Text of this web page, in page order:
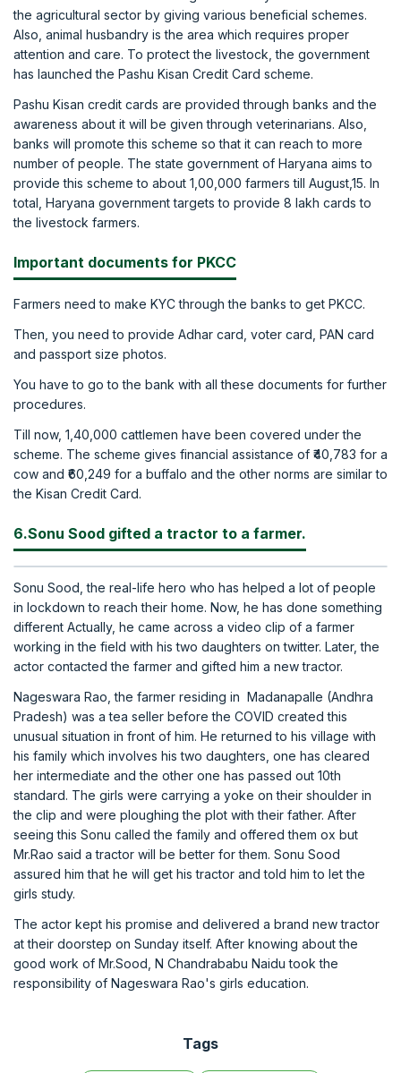
the agricultural sector by giving various beneficial schemes.
Also, animal husbandry is the area which requires proper
attention and care. To protect the livestock, the government
has launched the Pashu Kisan Credit Card scheme.
Pashu Kisan credit cards are provided through banks and the
awareness about it will be given through veterinarians. Also,
banks will promote this scheme so that it can reach to more
number of people. The state government of Haryana aims to
provide this scheme to about 1,00,000 farmers till August,15. In
total, Haryana government targets to provide 8 lakh cards to
the livestock farmers.
Important documents for PKCC
Farmers need to make KYC through the banks to get PKCC.
Then, you need to provide Adhar card, voter card, PAN card
and passport size photos.
You have to go to the bank with all these documents for further
procedures.
Till now, 1,40,000 cattlemen have been covered under the
scheme. The scheme gives financial assistance of ₹40,783 for a
cow and ₹60,249 for a buffalo and the other norms are similar to
the Kisan Credit Card.
6.Sonu Sood gifted a tractor to a farmer.
Sonu Sood, the real-life hero who has helped a lot of people
in lockdown to reach their home. Now, he has done something
different Actually, he came across a video clip of a farmer
working in the field with his two daughters on twitter. Later, the
actor contacted the farmer and gifted him a new tractor.
Nageswara Rao, the farmer residing in Madanapalle (Andhra
Pradesh) was a tea seller before the COVID created this
unusual situation in front of him. He returned to his village with
his family which involves his two daughters, one has cleared
her intermediate and the other one has passed out 10th
standard. The girls were carrying a yoke on their shoulder in
the clip and were ploughing the plot with their father. After
seeing this Sonu called the family and offered them ox but
Mr.Rao said a tractor will be better for them. Sonu Sood
assured him that he will get his tractor and told him to let the
girls study.
The actor kept his promise and delivered a brand new tractor
at their doorstep on Sunday itself. After knowing about the
good work of Mr.Sood, N Chandrababu Naidu took the
responsibility of Nageswara Rao's girls education.
Tags